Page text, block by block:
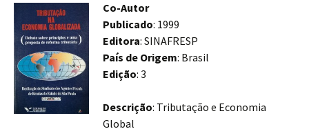
Co-Autor
Publicado: 1999
Editora: SINAFRESP
País de Origem: Brasil
Edição: 3
Descrição: Tributação e Economia
Global